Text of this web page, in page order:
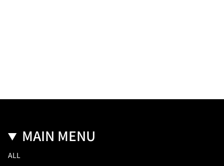
MAIN MENU
ALL